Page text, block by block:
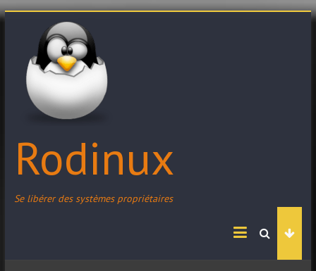
Skip
content
Rodinux
Se libérer des systèmes propriétaires